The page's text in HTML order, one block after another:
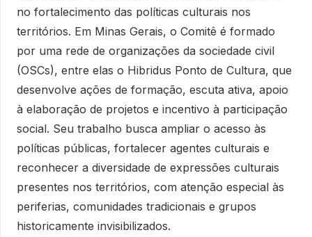
no fortalecimento das políticas culturais nos
territórios. Em Minas Gerais, o Comitê é formado
por uma rede de organizações da sociedade civil
(OSCs), entre elas o Hibridus Ponto de Cultura, que
desenvolve ações de formação, escuta ativa, apoio
à elaboração de projetos e incentivo à participação
social. Seu trabalho busca ampliar o acesso às
políticas públicas, fortalecer agentes culturais e
reconhecer a diversidade de expressões culturais
presentes nos territórios, com atenção especial às
periferias, comunidades tradicionais e grupos
historicamente invisibilizados.